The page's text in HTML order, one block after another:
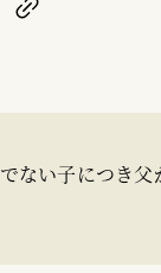
ない子につき